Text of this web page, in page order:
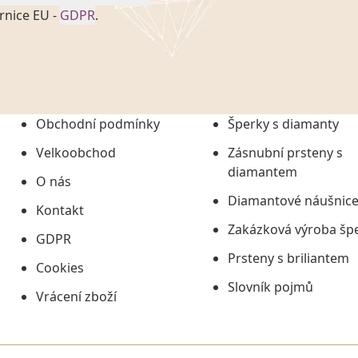
EU - GDPR.
č. 101/2000 Sb. v
uchováním veškerých
údajů či jako jeho
informací, nejdéle
Obchodní podmínky
Velkoobchod
O nás
Kontakt
GDPR
Cookies
Vrácení zboží
Šperky s diamanty
Zásnubní prsteny s
diamantem
Diamantové náušnice
Zakázková výroba
Prsteny s briliantem
Slovník pojmů